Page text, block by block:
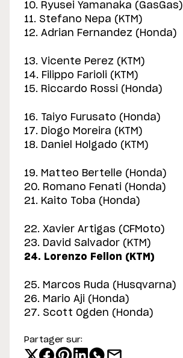
10. Ryusei Yamanaka (GasGas)
11. Stefano Nepa (KTM)
12. Adrian Fernandez (Honda)
13. Vicente Perez (KTM)
14. Filippo Farioli (KTM)
15. Riccardo Rossi (Honda)
16. Taiyo Furusato (Honda)
17. Diogo Moreira (KTM)
18. Daniel Holgado (KTM)
19. Matteo Bertelle (Honda)
20. Romano Fenati (Honda)
21. Kaito Toba (Honda)
22. Xavier Artigas (CFMoto)
23. David Salvador (KTM)
24. Lorenzo Fellon (KTM)
25. Marcos Ruda (Husqvarna)
26. Mario Aji (Honda)
27. Scott Ogden (Honda)
Partager sur: